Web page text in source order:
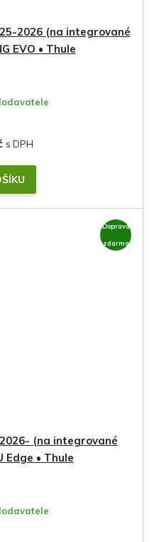
2026 (na integrované
EVO • Thule
Doprava
zdarma
(na integrované
Edge • Thule